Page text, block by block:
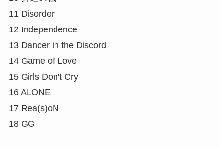
11 Disorder
12 Independence
13 Dancer in the Discord
14 Game of Love
15 Girls Don't Cry
16 ALONE
17 Rea(s)oN
18 GG